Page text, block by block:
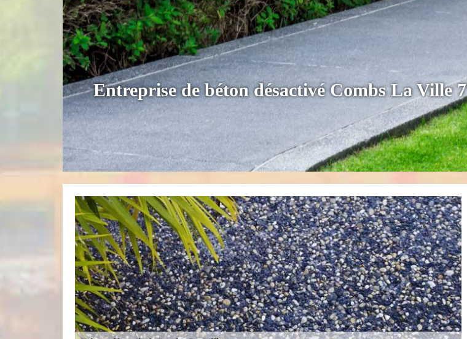
Entreprise de béton désactivé Combs La Ville